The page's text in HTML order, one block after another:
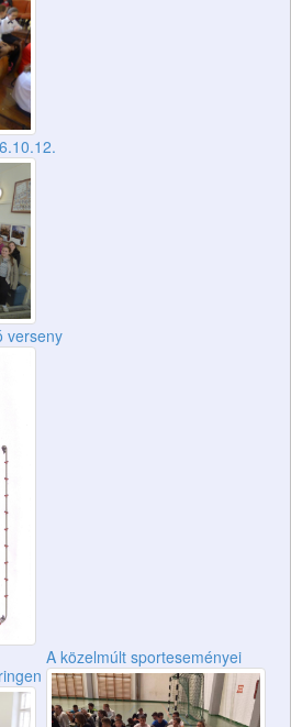
verseny
A közelmúlt sporteseményei